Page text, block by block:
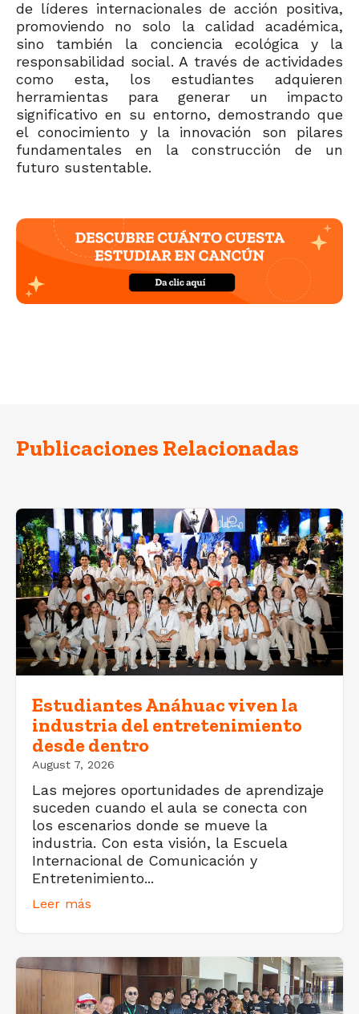
de líderes internacionales de acción positiva,
promoviendo no solo la calidad académica,
sino también la conciencia ecológica y la
responsabilidad social. A través de actividades
como esta, los estudiantes adquieren
herramientas para generar un impacto
significativo en su entorno, demostrando que
el conocimiento y la innovación son pilares
fundamentales en la construcción de un
futuro sustentable.
Publicaciones Relacionadas
Estudiantes Anáhuac viven la
industria del entretenimiento
desde dentro
August 7, 2026
Las mejores oportunidades de aprendizaje
suceden cuando el aula se conecta con
los escenarios donde se mueve la
industria. Con esta visión, la Escuela
Internacional de Comunicación y
Entretenimiento...
Leer más